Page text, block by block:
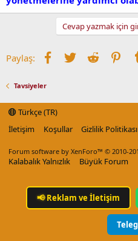
Cevap yazmak için
Paylaş: Facebook
TwitterReddit
Tavsiyeler
Türkçe (TR)
İletişim
Koşullar Gizlilik Politikası
Forum software by XenForo™ © 2010-
Kalabalık Yalnızlık Büyük Forum
📢Reklam ve İletişim